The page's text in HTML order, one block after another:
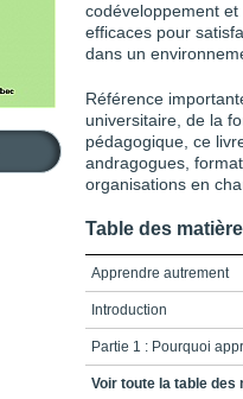
codéveloppement
efficaces pour
dans un
Référence
universitaire, de la
pédagogique, ce
andragogues,
organisations en
Table des
Apprendre autrement
Introduction
Partie 1 : Pourquoi
Pour que la formation
Voir toute la table des